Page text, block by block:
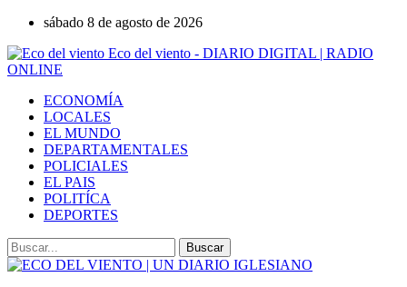
sábado 8 de agosto de 2026
Eco del viento - DIARIO DIGITAL | RADIO
ONLINE
ECONOMÍA
LOCALES
EL MUNDO
DEPARTAMENTALES
POLICIALES
EL PAIS
POLITÍCA
DEPORTES